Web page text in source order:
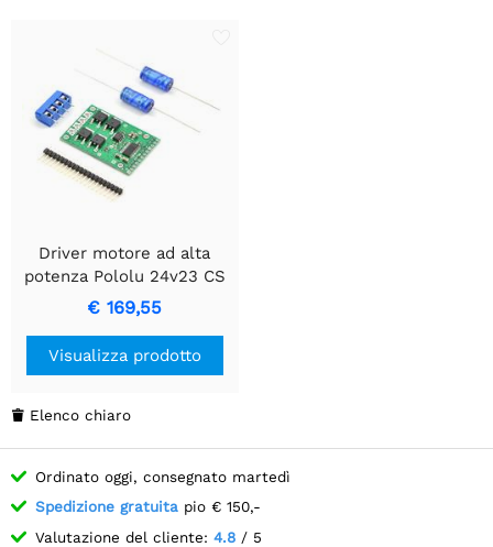
Driver motore ad alta
potenza Pololu 24v23 CS
€ 169,55
Visualizza prodotto
 Elenco chiaro
Ordinato oggi, consegnato martedì
Spedizione gratuita pio € 150,-
Valutazione del cliente: 4.8 / 5